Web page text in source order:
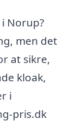
Norup?
men det
at sikre,
kloak,
i
pris.dk